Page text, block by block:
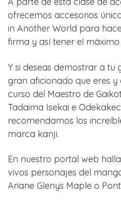
ofrecemos accesorios
in Another World para
firma y así tener el
Y si deseas demostrar a tu
gran aficionado que eres y
curso del Maestro de
Tadaima Isekai e
recomendamos los
marca kanji.
En nuestro portal web
vivos personajes del
Ariane Glenys Maple o